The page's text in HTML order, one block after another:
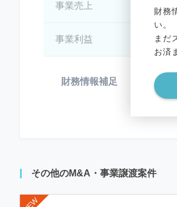
財務
い。
まだ
お済
事業売上
事業利益
財務情報補足
その他のM&A・事業譲渡案件